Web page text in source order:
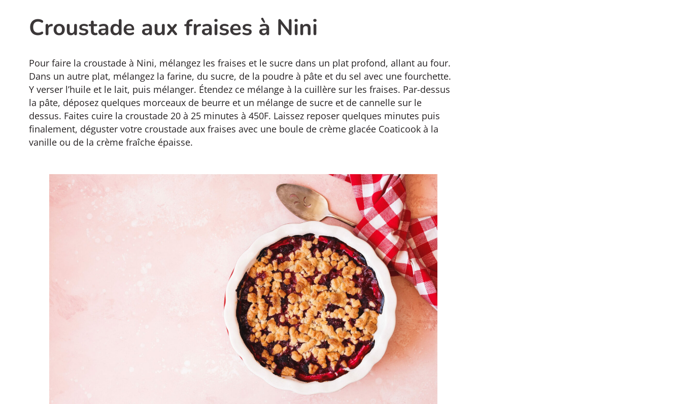
Croustade aux fraises à Nini
Pour faire la croustade à Nini, mélangez les fraises et le sucre dans un plat profond, allant au four.
Dans un autre plat, mélangez la farine, du sucre, de la poudre à pâte et du sel avec une fourchette.
Y verser l’huile et le lait, puis mélanger. Étendez ce mélange à la cuillère sur les fraises. Par-dessus
la pâte, déposez quelques morceaux de beurre et un mélange de sucre et de cannelle sur le
dessus. Faites cuire la croustade 20 à 25 minutes à 450F. Laissez reposer quelques minutes puis
finalement, déguster votre croustade aux fraises avec une boule de crème glacée Coaticook à la
vanille ou de la crème fraîche épaisse.